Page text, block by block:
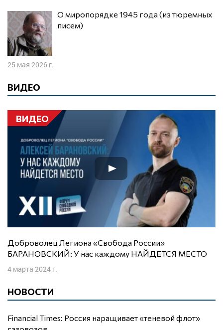
О миропорядке 1945 года (из тюремных
писем)
25 мая 2026 г.
ВИДЕО
ВИДЕО
Доброволец Легиона «Свобода России»
БАРАНОВСКИЙ: У нас каждому НАЙДЕТСЯ МЕСТО
4 марта 2024 г.
НОВОСТИ
Financial Times: Россия наращивает «теневой флот»